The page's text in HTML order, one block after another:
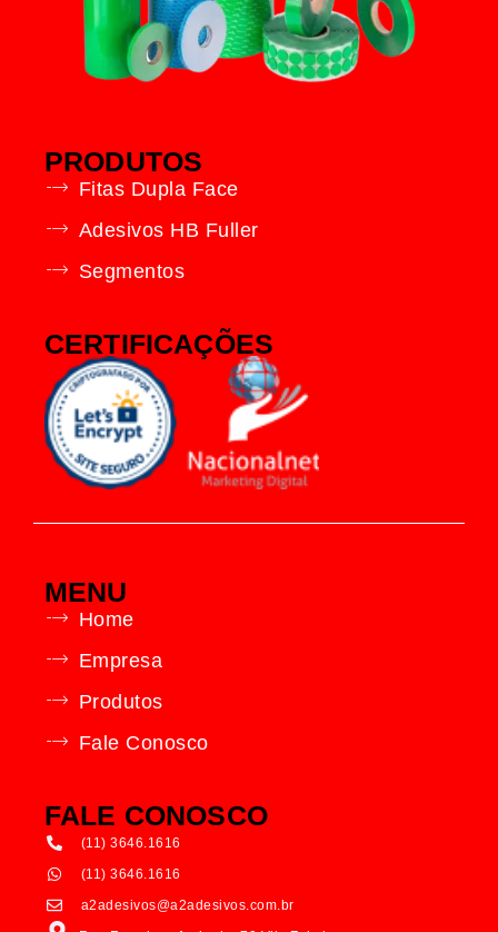
PRODUTOS
Fitas Dupla Face
Adesivos HB Fuller
Segmentos
CERTIFICAÇÕES
MENU
Home
Empresa
Produtos
Fale Conosco
FALE CONOSCO
(11) 3646.1616
(11) 3646.1616
a2adesivos@a2adesivos.com.br